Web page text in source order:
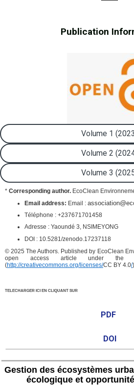
Publication
Volume 1
Volume 2
Volume 3
* Corresponding author. EcoClean
Email address: Email :
Téléphone : +237671701458
Adresse : Yaoundé 3, NSIMEYONG
DOI : 10.5281/zenodo.17237118
© 2025 The Authors. Published by EcoClean
open access article under
(http://creativecommons.org/licenses/CC BY 4.0/).
TELECHARGER ICI EN CLIQUANT SUR
PDF
DOI
Gestion des écosystèmes
écologique et